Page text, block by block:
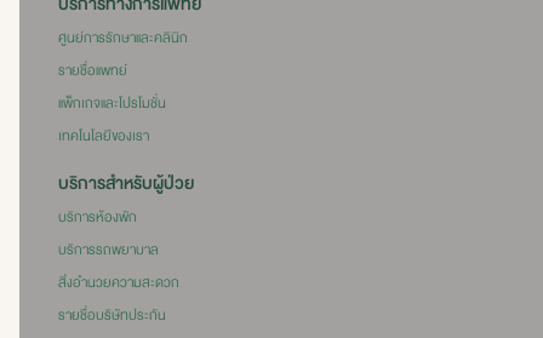
ศูนย์การรักษาและคลินิก
รายชื่อแพทย์
แพ็กเกจและโปรโมชั่น
เทคโนโลยีของเรา
บริการสำหรับผู้ป่วย
บริการห้องพัก
บริการรถพยาบาล
สิ่งอำนวยความสะดวก
รายชื่อบริษัทประกัน